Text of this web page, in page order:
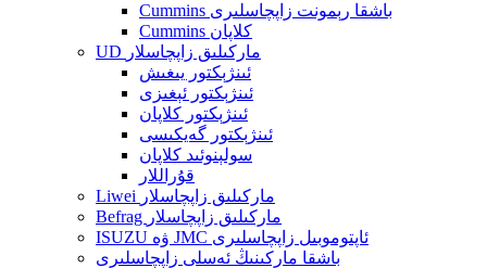
Cummins باشقا رېمونت زاپچاسلىرى
Cummins كلاپان
UD ماركىلىق زاپچاسلار
ئىنژېكتور يىغىش
ئىنژېكتور ئېغىزى
ئىنژېكتور كلاپان
ئىنژېكتور گەيكىسى
سولېنوئىد كلاپان
قۇراللار
Liwei ماركىلىق زاپچاسلار
Befrag ماركىلىق زاپچاسلار
ISUZU ۋە JMC ئاپتوموبىل زاپچاسلىرى
باشقا ماركىنىڭ ئەسلى زاپچاسلىرى